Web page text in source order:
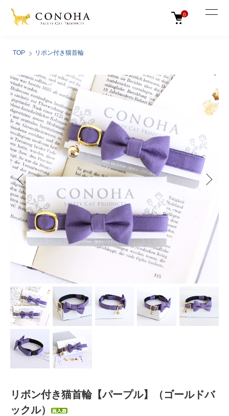
0
TOP リボン付き猫首輪
リボン付き猫首輪【パープル】（ゴールドバ
ックル）